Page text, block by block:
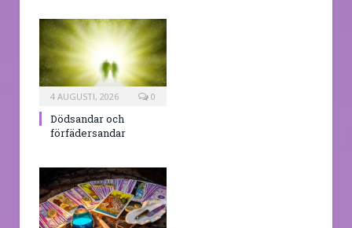
4 AUGUSTI, 2026 0
Dödsandar och
förfädersandar